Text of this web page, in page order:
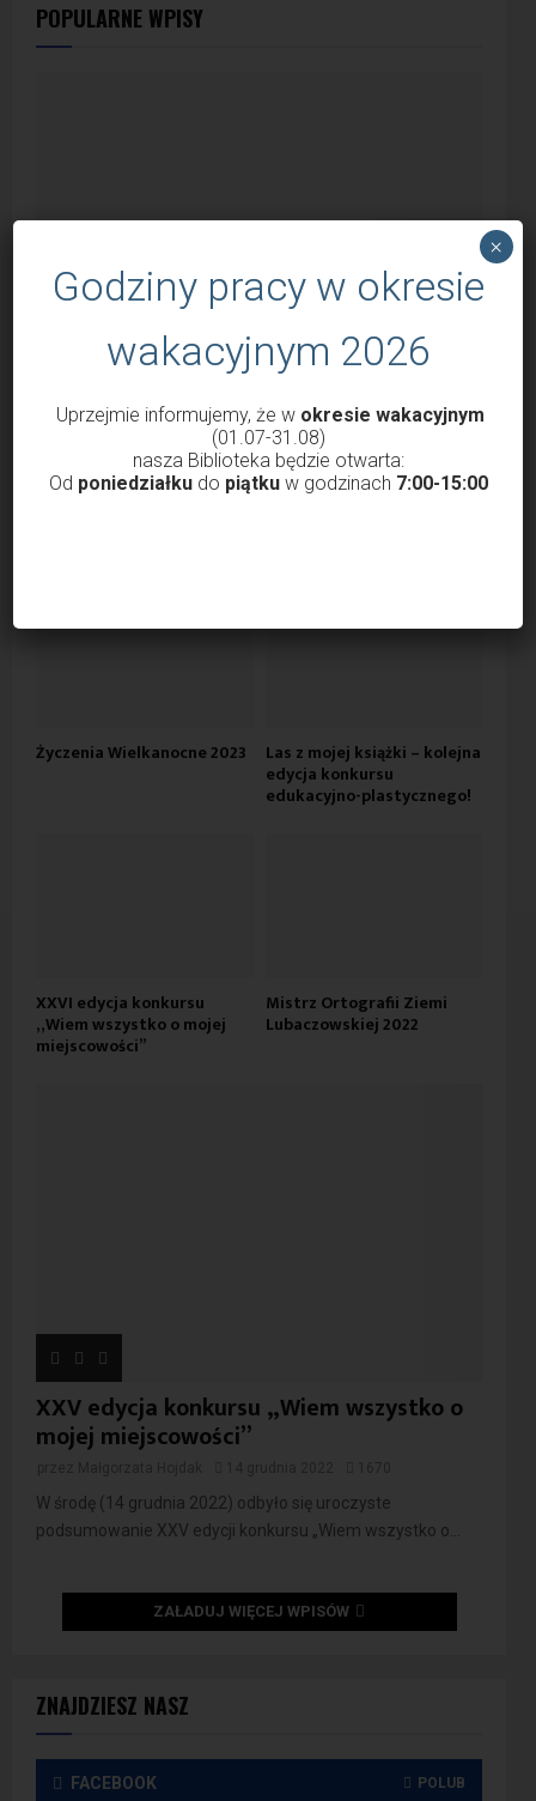
ZNAJDZIESZ NASZ
FACEBOOK POLUB
POPULARNE WPISY
Godziny otwarcia Biblioteki od 1 marca
2022
Krzysztof Probola 18 lutego 2022 3037
Szanowni Państwo, Drodzy Czytelnicy uprzejmie
Życzenia Wielkanocne 2023 Las z mojej książki – kolejna
edycja konkursu
edukacyjno-plastycznego!
XXVI edycja konkursu
„Wiem wszystko o mojej
miejscowości”
Mistrz Ortografii Ziemi
Lubaczowskiej 2022
XXV edycja konkursu „Wiem wszystko o
mojej miejscowości”
W środę (14 grudnia 2022) odbyło się uroczyste
podsumowanie XXV edycji konkursu „Wiem wszystko o...
ZAŁADUJ WIĘCEJ WPISÓW
Godziny pracy w okresie
wakacyjnym 2026
Uprzejmie informujemy, że w okresie wakacyjnym
(01.07-31.08)
nasza Biblioteka będzie otwarta:
Od poniedziałkudo piątkuw godzinach 7:00-15:00
×